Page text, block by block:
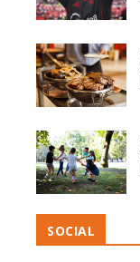
SOCIAL